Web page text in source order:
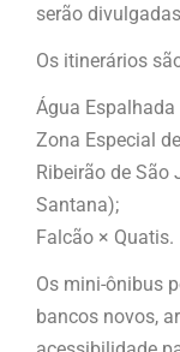
serão
Os itinerários
Água Espalhada
Zona Especial
Ribeirão de São
Santana);
Falcão × Quatis.
Os mini-ônibus
bancos novos,